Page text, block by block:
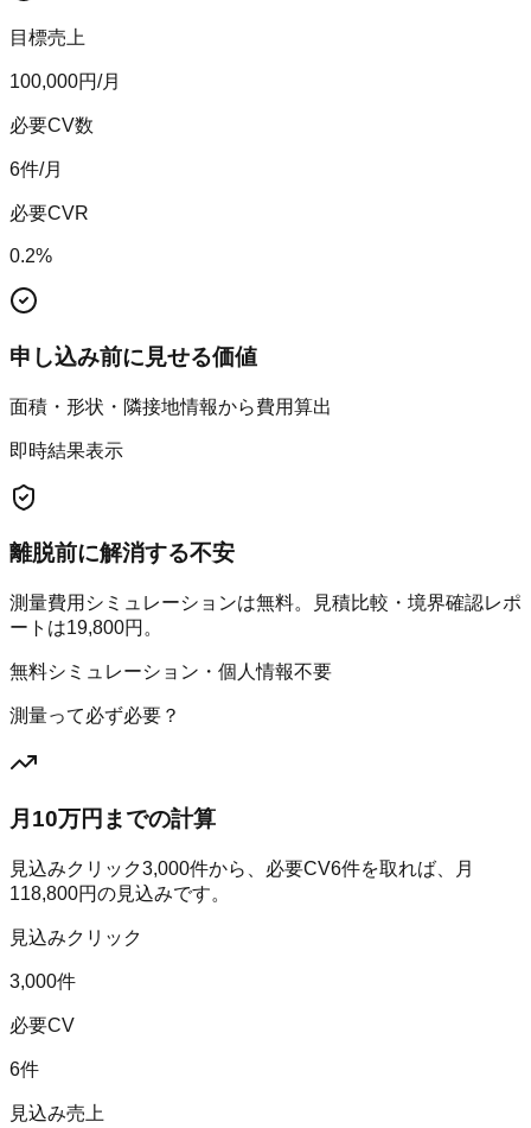
目標売上
100,000円/月
必要CV数
6件/月
必要CVR
0.2%
申し込み前に見せる価値
面積・形状・隣接地情報から費用算出
即時結果表示
離脱前に解消する不安
測量費用シミュレーションは無料。見積比較・境界確認レポ
ートは19,800円。
無料シミュレーション・個人情報不要
測量って必ず必要？
月10万円までの計算
見込みクリック3,000件から、必要CV6件を取れば、月
118,800円の見込みです。
見込みクリック
3,000件
必要CV
6件
見込み売上